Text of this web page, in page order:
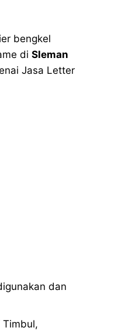
bengkel
di Sleman
Jasa Letter
dan